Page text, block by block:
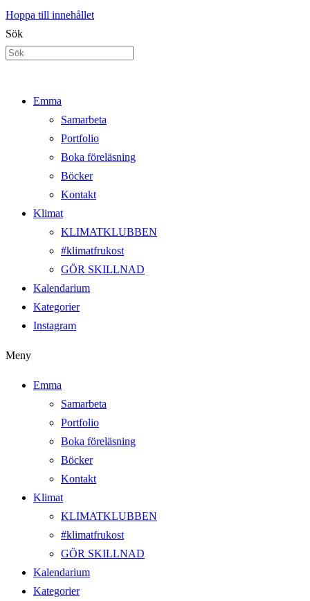
Hoppa till innehållet
Sök
Emma
Samarbeta
Portfolio
Boka föreläsning
Böcker
Kontakt
Klimat
KLIMATKLUBBEN
#klimatfrukost
GÖR SKILLNAD
Kalendarium
Kategorier
Instagram
Meny
Emma
Samarbeta
Portfolio
Boka föreläsning
Böcker
Kontakt
Klimat
KLIMATKLUBBEN
#klimatfrukost
GÖR SKILLNAD
Kalendarium
Kategorier